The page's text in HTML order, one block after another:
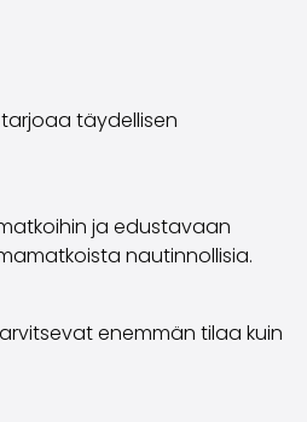
täydellisen
ja edustavaan
nautinnollisia.
enemmän tilaa kuin